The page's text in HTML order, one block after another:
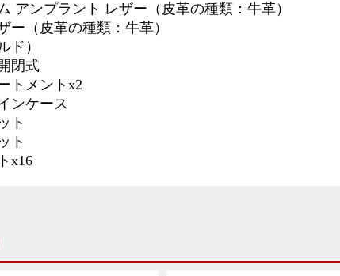
アンプラント レザー（皮革の種類：牛革）
ー（皮革の種類：牛革）
ド）
閉式
トメントx2
ンケース
ト
ト
x16